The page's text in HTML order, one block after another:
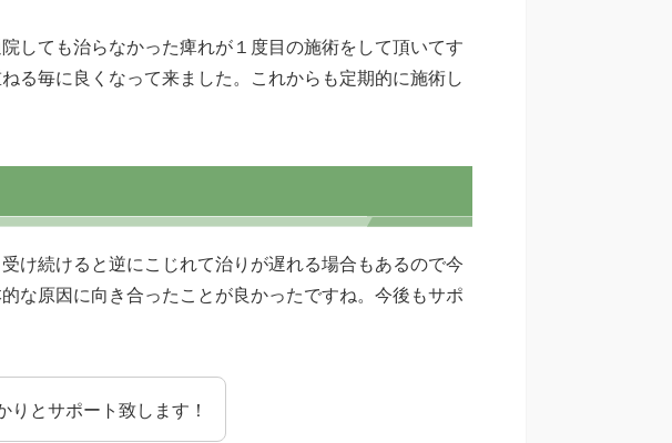
しても治らなかった痺れが１度目の施術をして頂いてす
る毎に良くなって来ました。これからも定期的に施術し
け続けると逆にこじれて治りが遅れる場合もあるので今
な原因に向き合ったことが良かったですね。今後もサポ
りとサポート致します！